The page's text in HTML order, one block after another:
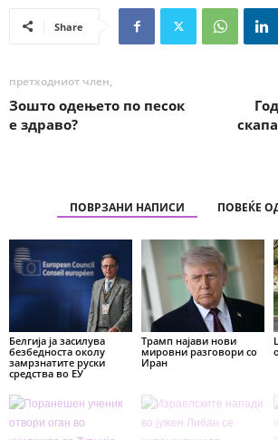
Share
претходниот член,
Зошто одењето по песок
е здраво?
ПОВРЗАНИ НАПИСИ ПОВЕЌЕ
Белгија ја засилува
безбедноста околу
замрзнатите руски
средства во ЕУ
Трамп најави нови
мировни разговори со
Иран